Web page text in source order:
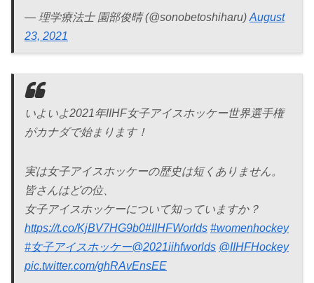
— 理学療法士 園部俊晴 (@sonobetoshiharu) August
23, 2021
いよいよ2021年IIHF女子アイスホッケー世界選手権
がカナダで始まります！
実は女子アイスホッケーの歴史は短くありません。
皆さんはどの位、
女子アイスホッケーについて知っていますか？
https://t.co/KjBV7HG9b0#IIHFWorlds #womenhockey
#女子アイスホッケー@2021iihfworlds @IIHFHockey
pic.twitter.com/ghRAvEnsEE